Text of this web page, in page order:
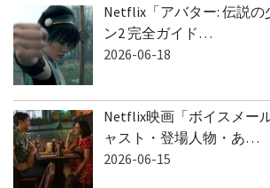
Netflix「アバター: 伝説
ン2 完全ガイド…
2026-06-18
Netflix映画「ボイスメー
ャスト・登場人物・あ…
2026-06-15